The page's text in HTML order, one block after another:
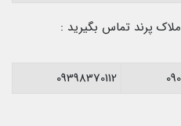
پرند تماس بگیرید :
09398370112